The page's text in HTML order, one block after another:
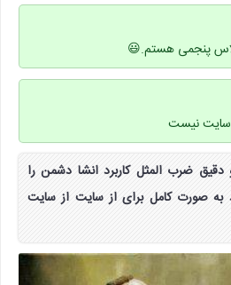
پنجمی هستم.😃
سایت نیست
ضرب المثل کاربرد انشا دشمن را
به صورت کامل برای از سایت از سایت